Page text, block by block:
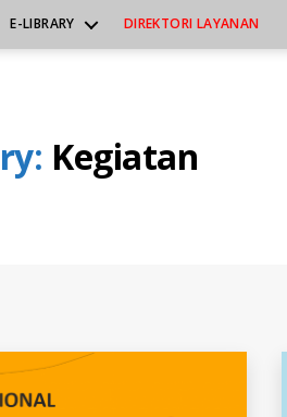
E-LIBRARY DIREKTORI LAYANAN
Kegiatan